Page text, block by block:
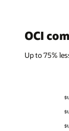
OCI
Up to 75%